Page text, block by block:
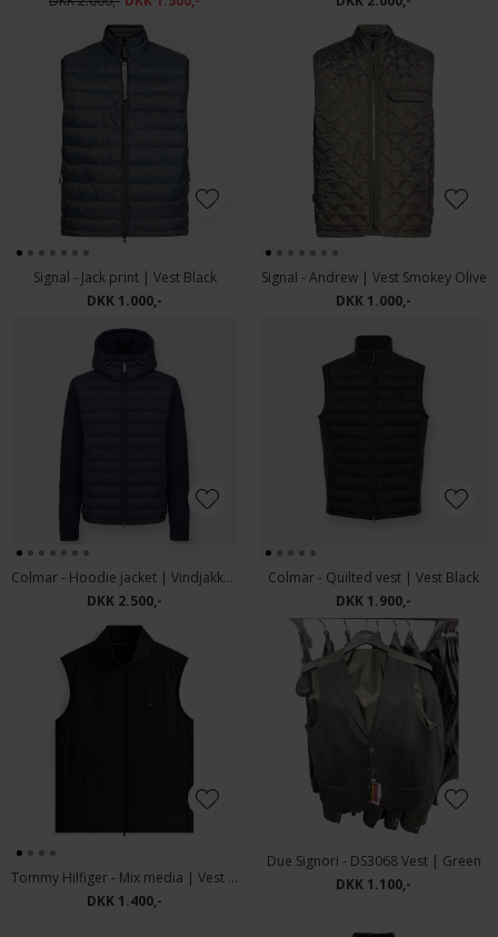
Signal - Jack print | Vest Black
DKK 1.000,-
Signal - Andrew | Vest Smokey Olive
DKK 1.000,-
Colmar - Hoodie jacket | Vindjakke Navy
DKK 2.500,-
Colmar - Quilted vest | Vest Black
DKK 1.900,-
Tommy Hilfiger - Mix media | Vest Black
DKK 1.400,-
Due Signori - DS3068 Vest | Green
DKK 1.100,-